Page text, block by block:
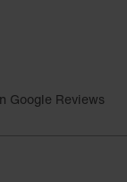
Google Reviews